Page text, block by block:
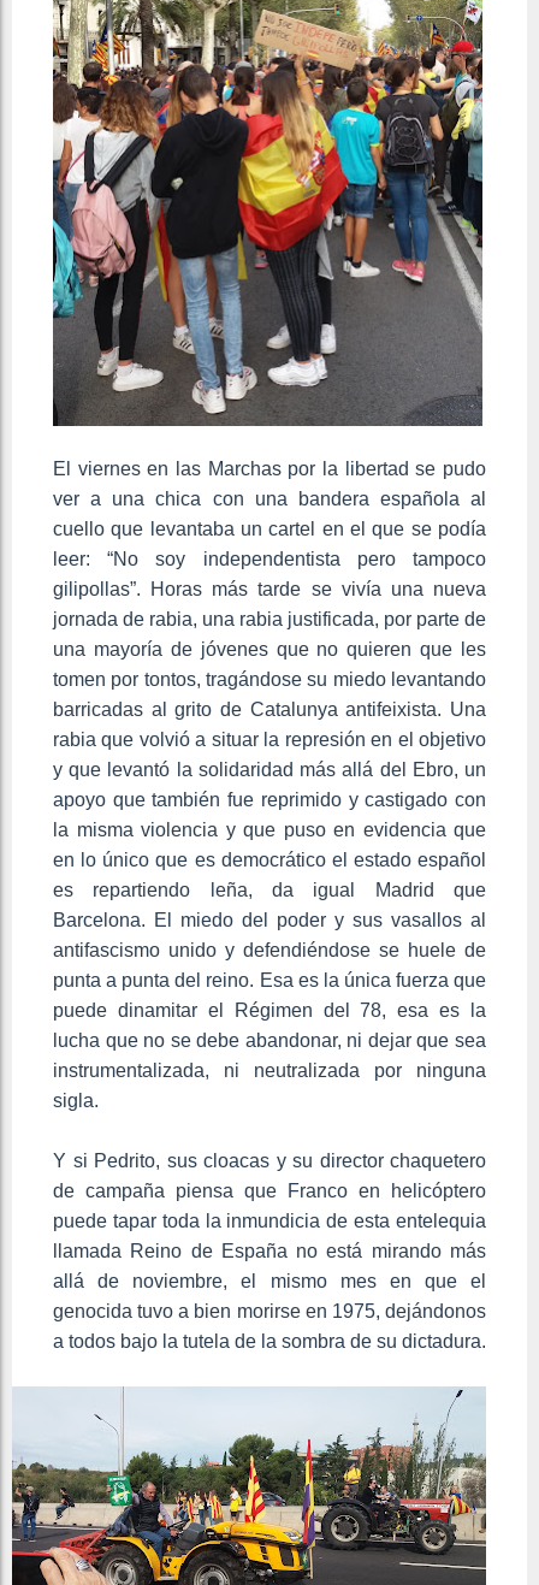
El viernes en las Marchas por la libertad se pudo
ver a una chica con una bandera española al
cuello que levantaba un cartel en el que se podía
leer: “No soy independentista pero tampoco
gilipollas”. Horas más tarde se vivía una nueva
jornada de rabia, una rabia justificada, por parte de
una mayoría de jóvenes que no quieren que les
tomen por tontos, tragándose su miedo levantando
barricadas al grito de Catalunya antifeixista. Una
rabia que volvió a situar la represión en el objetivo
y que levantó la solidaridad más allá del Ebro, un
apoyo que también fue reprimido y castigado con
la misma violencia y que puso en evidencia que
en lo único que es democrático el estado español
es repartiendo leña, da igual Madrid que
Barcelona. El miedo del poder y sus vasallos al
antifascismo unido y defendiéndose se huele de
punta a punta del reino. Esa es la única fuerza que
puede dinamitar el Régimen del 78, esa es la
lucha que no se debe abandonar, ni dejar que sea
instrumentalizada, ni neutralizada por ninguna
sigla.
Y si Pedrito, sus cloacas y su director chaquetero
de campaña piensa que Franco en helicóptero
puede tapar toda la inmundicia de esta entelequia
llamada Reino de España no está mirando más
allá de noviembre, el mismo mes en que el
genocida tuvo a bien morirse en 1975, dejándonos
a todos bajo la tutela de la sombra de su dictadura.